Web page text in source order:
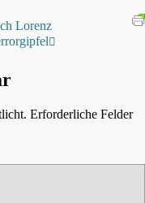
Lorenz
Erforderliche Felder